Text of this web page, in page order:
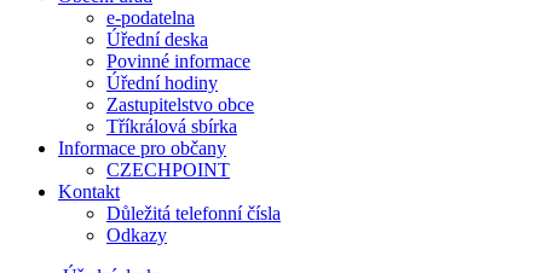
e-podatelna
Úřední deska
Povinné informace
Úřední hodiny
Zastupitelstvo obce
Tříkrálová sbírka
Informace pro občany
CZECHPOINT
Kontakt
Důležitá telefonní čísla
Odkazy